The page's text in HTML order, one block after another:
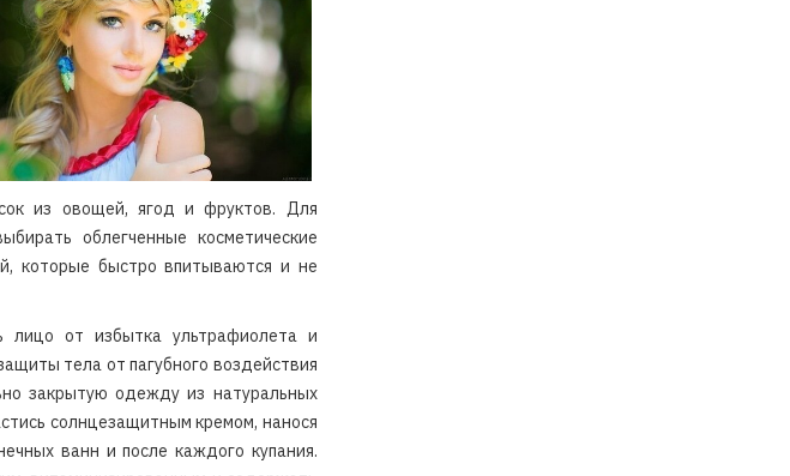
из овощей, ягод и фруктов. Для
облегченные косметические
которые быстро впитываются и не
лицо от избытка ультрафиолета и
тела от пагубного воздействия
закрытую одежду из натуральных
солнцезащитным кремом, нанося
ванн и после каждого купания.